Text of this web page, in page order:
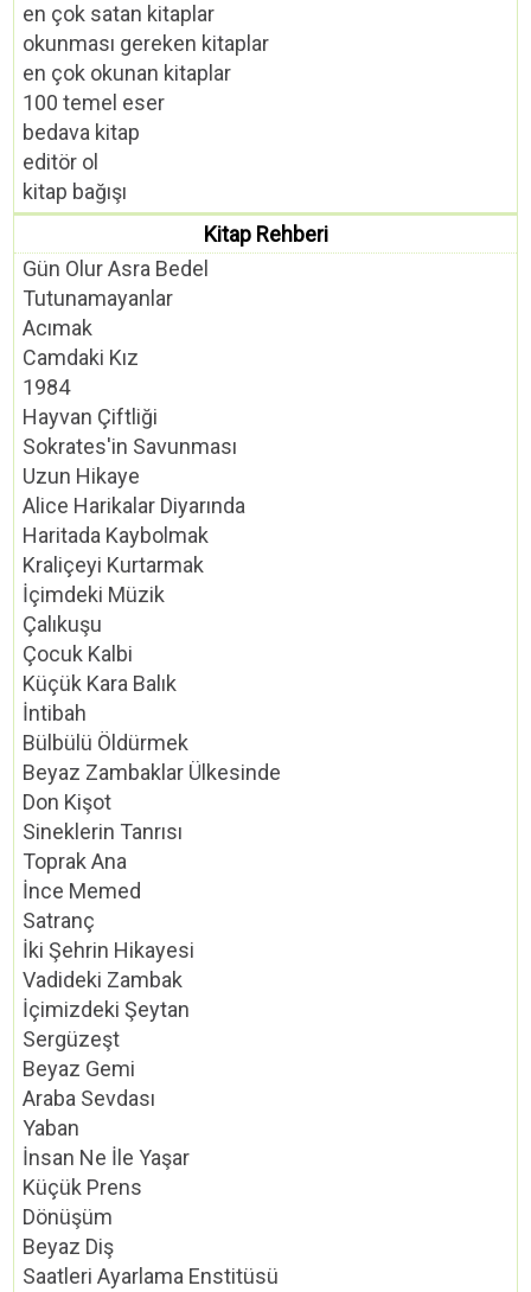
en çok satan kitaplar
okunması gereken kitaplar
en çok okunan kitaplar
100 temel eser
bedava kitap
editör ol
kitap bağışı
Kitap Rehberi
Gün Olur Asra Bedel
Tutunamayanlar
Acımak
Camdaki Kız
1984
Hayvan Çiftliği
Sokrates'in Savunması
Uzun Hikaye
Alice Harikalar Diyarında
Haritada Kaybolmak
Kraliçeyi Kurtarmak
İçimdeki Müzik
Çalıkuşu
Çocuk Kalbi
Küçük Kara Balık
İntibah
Bülbülü Öldürmek
Beyaz Zambaklar Ülkesinde
Don Kişot
Sineklerin Tanrısı
Toprak Ana
İnce Memed
Satranç
İki Şehrin Hikayesi
Vadideki Zambak
İçimizdeki Şeytan
Sergüzeşt
Beyaz Gemi
Araba Sevdası
Yaban
İnsan Ne İle Yaşar
Küçük Prens
Dönüşüm
Beyaz Diş
Saatleri Ayarlama Enstitüsü